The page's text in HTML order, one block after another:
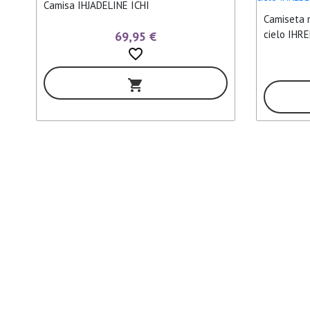
Camisa IHJADELINE ICHI
69,95 €
favorite_border
shopping_cart
Camiseta
cielo